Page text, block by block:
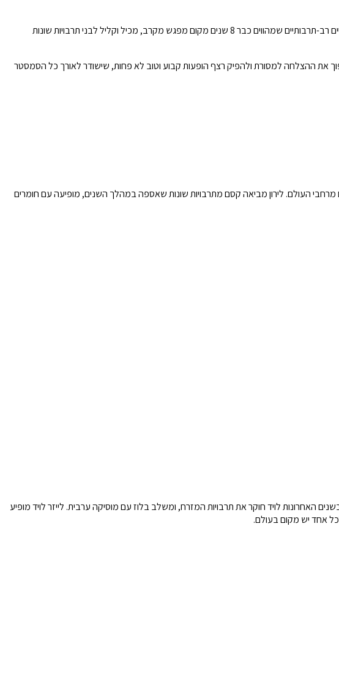
כבר כתבנו רבות על פוזיטיב, הפרוייקט המשותף שלנו ושל היחידה למעורבות חברתית באוניברסיטת חיפה, אשר מפיק אירועי תרבות מוזיקליים רב-תרבותיים שמהווים כבר 8 שנים מקום מפגש מקרב, מכיל וקליל לבני תרבויות שונות
את ההצלחה למסורת ולהפיק רצף הופעות קבוע וטוב לא פחות, שישודר לאורך כל הסמסטר
העולם. לירון מביאה קסם מתרבויות שונות שאספה במהלך השנים, מופיעה עם חומרים
האחרונות לויד חוקר את תרבויות המזרח, ומשלב בלוז עם מוסיקה ערבית. לייזר לויד מופיע
אחד יש מקום בעולם.